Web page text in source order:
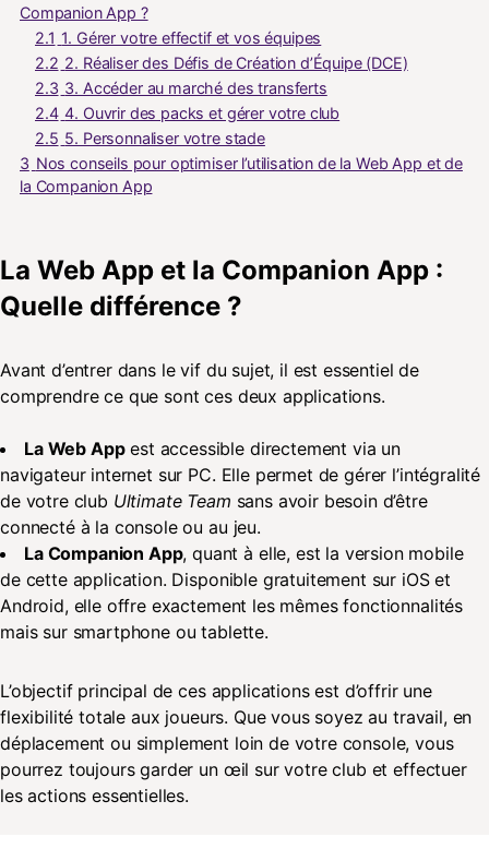
Companion App ?
2.1 1. Gérer votre effectif et vos équipes
2.2 2. Réaliser des Défis de Création d’Équipe (DCE)
2.3 3. Accéder au marché des transferts
2.4 4. Ouvrir des packs et gérer votre club
2.5 5. Personnaliser votre stade
3 Nos conseils pour optimiser l’utilisation de la Web App et de
la Companion App
La Web App et la Companion App :
Quelle différence ?
Avant d’entrer dans le vif du sujet, il est essentiel de
comprendre ce que sont ces deux applications.
La Web Appest accessible directement via un
navigateur internet sur PC. Elle permet de gérer l’intégralité
de votre club Ultimate Team sans avoir besoin d’être
connecté à la console ou au jeu.
La Companion App, quant à elle, est la version mobile
de cette application. Disponible gratuitement sur iOS et
Android, elle offre exactement les mêmes fonctionnalités
mais sur smartphone ou tablette.
L’objectif principal de ces applications est d’offrir une
flexibilité totale aux joueurs. Que vous soyez au travail, en
déplacement ou simplement loin de votre console, vous
pourrez toujours garder un œil sur votre club et effectuer
les actions essentielles.